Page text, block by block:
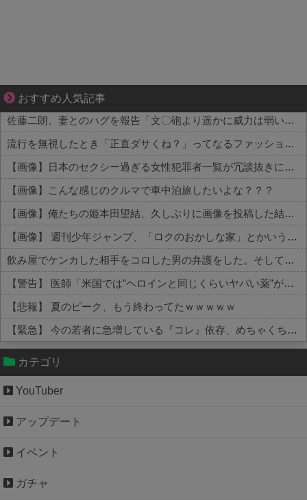
おすすめ人気記事
【マンガ】バラシ屋トシヤの漫画セレクション
佐藤二朗、妻とのハグを報告「文〇砲より遥かに威力は弱いが、僕のノロケ砲をお見舞いする」
流行を無視したとき「正直ダサくね？」ってなるファッション上げてけ
【画像】日本のセクシー過ぎる女性犯罪者一覧が冗談抜きにレベル高過ぎる件w w w w w w w w w
【画像】こんな感じのクルマで車中泊旅したいよな？？？
【画像】俺たちの姫本田望結、久しぶりに画像を投稿した結果→やっぱりワイらの姫だったw w w w w w w w w w
【画像】 週刊少年ジャンプ、「ロクのおかしな家」とかいう微妙な漫画を巻頭カラーにしたせいで100万部切る
飲み屋でケンカした相手をコロした男の弁護をした。そして数年後、因果応報を思わせる出来事が…
【警告】 医師「米国では”ヘロインと同じくらいヤバい薬”が日本では平気で処方されてる」
【悲報】 夏のピーク、もう終わってたｗｗｗｗｗ
【緊急】 今の若者に急増している『コレ』依存、めちゃくちゃ深刻な模様w w w w w w w w w w
Powered by livedoor 相互RSS
カテゴリ
YouTuber
アップデート
イベント
ガチャ